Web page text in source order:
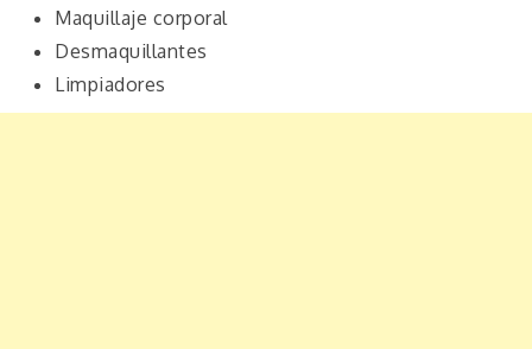
Maquillaje corporal
Desmaquillantes
Limpiadores